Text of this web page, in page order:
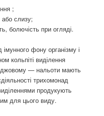
;
слизу;
болючість при огляді.
фону організму і
кольпіті виділення
— нальоти мають
трихомонад
продукують
для цього виду.